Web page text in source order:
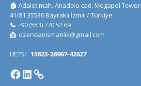
🏠 Adalet mah. Anadolu cad. Megapol Tower
41/81 35530 Bayraklı İzmir / Türkiye
📞 +90 (553) 770 52 69
📩 ozendanismanlik@gmail.com
UETS: 15623-26967-42627